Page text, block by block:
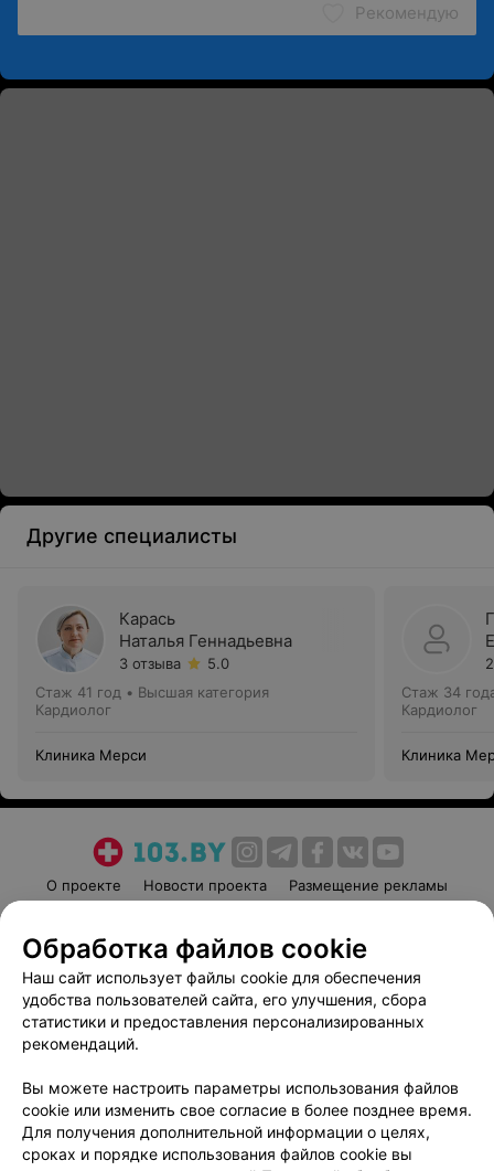
Рекомендую
Другие специалисты
Карась
Наталья Геннадьевна
3 отзыва
5.0
Стаж 41 год • Высшая категория
Кардиолог
Клиника Мерси
Стаж 34
Кардиолог
Клиника
О проекте Новости проекта
Размещение рекламы
Пользовательское соглашение
Способы оплаты
Вакансии
Партнеры
Написать руководителю 103.by
Обработка персональных данных
Обработка файлов cookie
Наш сайт использует файлы cookie для обеспечения
удобства пользователей сайта, его улучшения, сбора
статистики и предоставления персонализированных
рекомендаций.
Вы можете настроить параметры использования файлов
cookie или изменить свое согласие в более позднее время.
Для получения дополнительной информации о целях,
сроках и порядке использования файлов cookie вы